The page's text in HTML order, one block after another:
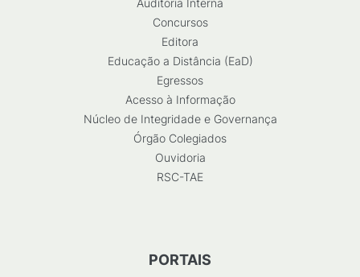
Auditoria Interna
Concursos
Editora
Educação a Distância (EaD)
Egressos
Acesso à Informação
Núcleo de Integridade e Governança
Órgão Colegiados
Ouvidoria
RSC-TAE
PORTAIS